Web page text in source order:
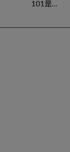
101是…